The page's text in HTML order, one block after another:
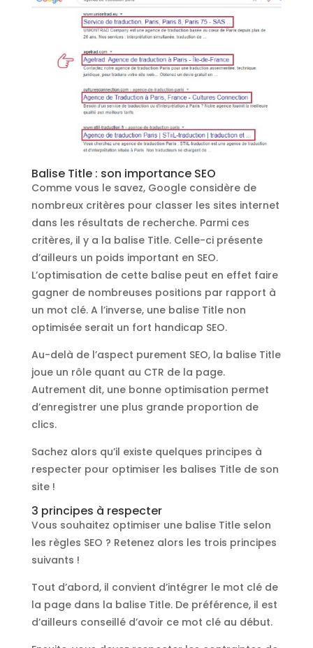
Balise Title : son importance SEO
Comme vous le savez, Google considère de
nombreux critères pour classer les sites internet
dans les résultats de recherche. Parmi ces
critères, il y a la balise Title. Celle-ci présente
d’ailleurs un poids important en SEO.
L’optimisation de cette balise peut en effet faire
gagner de nombreuses positions par rapport à
un mot clé. A l’inverse, une balise Title non
optimisée serait un fort handicap SEO.
Au-delà de l’aspect purement SEO, la balise Title
joue un rôle quant au CTR de la page.
Autrement dit, une bonne optimisation permet
d’enregistrer une plus grande proportion de
clics.
Sachez alors qu’il existe quelques principes à
respecter pour optimiser les balises Title de son
site !
3 principes à respecter
Vous souhaitez optimiser une balise Title selon
les règles SEO ? Retenez alors les trois principes
suivants !
Tout d’abord, il convient d’intégrer le mot clé de
la page dans la balise Title. De préférence, il est
d’ailleurs conseillé d’avoir ce mot clé au début.